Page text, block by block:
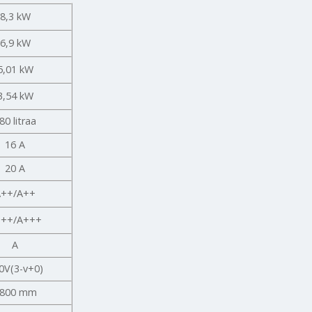
8,3 kW
6,9 kW
kW
kW
litraa
16 A
20 A
A++
A+++
A
v+0)
mm